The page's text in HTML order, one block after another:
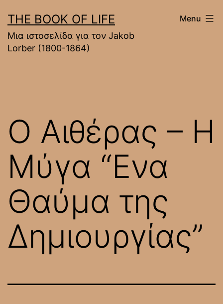
to
content
THE BOOK OF LIFE
Mια ιστοσελίδα για τον Jakob
Lorber (1800-1864)
Menu
Ο Αιθέρας – Η
Μύγα “Ενα
Θαύμα της
Δημιουργίας”